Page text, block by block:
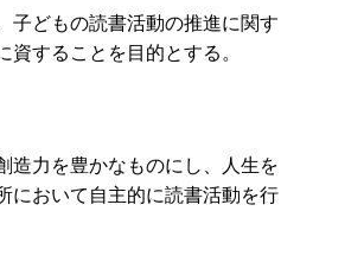
子どもの読書活動の推進に関す
することを目的とする。
造力を豊かなものにし、人生を
において自主的に読書活動を行